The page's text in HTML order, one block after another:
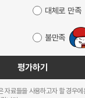
대체로 만족
불만족
평가하기
자료들을 사용하고자 할 경우에